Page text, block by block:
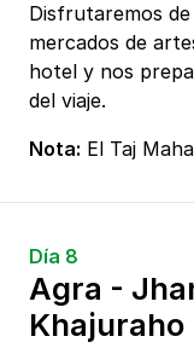
Disfrutaremos
mercados de
hotel y nos
del viaje.
Nota: El Taj
Día 8
Agra -
Khajuraho